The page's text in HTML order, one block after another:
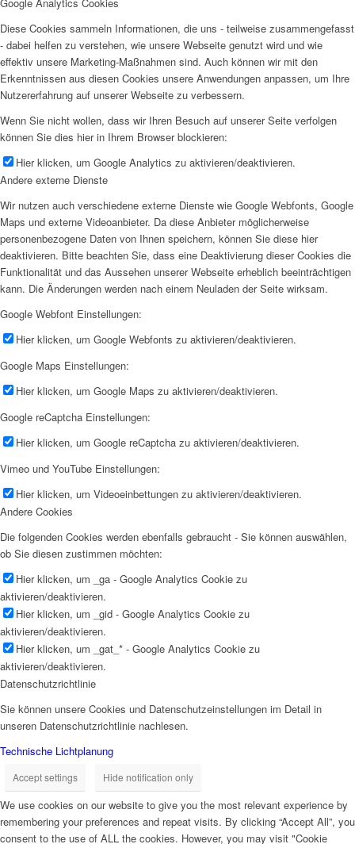
Diese Cookies sammeln Informationen, die uns - teilweise zusammengefasst
- dabei helfen zu verstehen, wie unsere Webseite genutzt wird und wie
effektiv unsere Marketing-Maßnahmen sind. Auch können wir mit den
Erkenntnissen aus diesen Cookies unsere Anwendungen anpassen, um Ihre
Nutzererfahrung auf unserer Webseite zu verbessern.
Wenn Sie nicht wollen, dass wir Ihren Besuch auf unserer Seite verfolgen
können Sie dies hier in Ihrem Browser blockieren:
Hier klicken, um Google Analytics zu aktivieren/deaktivieren.
Andere externe Dienste
Wir nutzen auch verschiedene externe Dienste wie Google Webfonts, Google
Maps und externe Videoanbieter. Da diese Anbieter möglicherweise
personenbezogene Daten von Ihnen speichern, können Sie diese hier
deaktivieren. Bitte beachten Sie, dass eine Deaktivierung dieser Cookies die
Funktionalität und das Aussehen unserer Webseite erheblich beeinträchtigen
kann. Die Änderungen werden nach einem Neuladen der Seite wirksam.
Google Webfont Einstellungen:
Hier klicken, um Google Webfonts zu aktivieren/deaktivieren.
Google Maps Einstellungen:
Hier klicken, um Google Maps zu aktivieren/deaktivieren.
Google reCaptcha Einstellungen:
Hier klicken, um Google reCaptcha zu aktivieren/deaktivieren.
Vimeo und YouTube Einstellungen:
Hier klicken, um Videoeinbettungen zu aktivieren/deaktivieren.
Andere Cookies
Die folgenden Cookies werden ebenfalls gebraucht - Sie können auswählen,
ob Sie diesen zustimmen möchten:
Hier klicken, um _ga - Google Analytics Cookie zu
aktivieren/deaktivieren.
Hier klicken, um _gid - Google Analytics Cookie zu
aktivieren/deaktivieren.
Hier klicken, um _gat_* - Google Analytics Cookie zu
aktivieren/deaktivieren.
Datenschutzrichtlinie
Sie können unsere Cookies und Datenschutzeinstellungen im Detail in
unseren Datenschutzrichtlinie nachlesen.
Technische Lichtplanung
Accept settings Hide notification only
We use cookies on our website to give you the most relevant experience by
remembering your preferences and repeat visits. By clicking “Accept All”, you
consent to the use of ALL the cookies. However, you may visit "Cookie